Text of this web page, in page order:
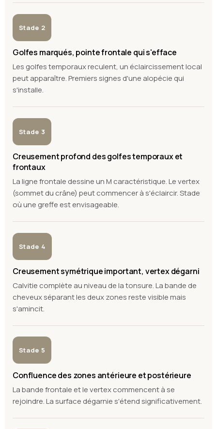
Stade 2
Golfes marqués, pointe frontale qui s'efface
Les golfes temporaux reculent, un éclaircissement local
peut apparaître. Premiers signes d'une alopécie qui
s'installe.
Stade 3
Creusement profond des golfes temporaux et
frontaux
La ligne frontale dessine un M caractéristique. Le vertex
(sommet du crâne) peut commencer à s'éclaircir. Stade
où une greffe est envisageable.
Stade 4
Creusement symétrique important, vertex dégarni
Calvitie complète au niveau de la tonsure. La bande de
cheveux séparant les deux zones reste visible mais
s'amincit.
Stade 5
Confluence des zones antérieure et postérieure
La bande frontale et le vertex commencent à se
rejoindre. La surface dégarnie s'étend significativement.